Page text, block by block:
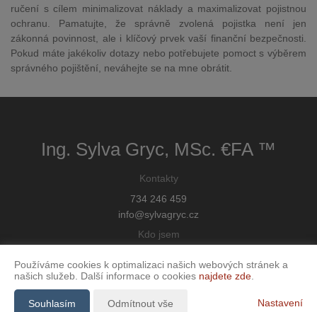
ručení s cílem minimalizovat náklady a maximalizovat pojistnou
ochranu. Pamatujte, že správně zvolená pojistka není jen
zákonná povinnost, ale i klíčový prvek vaší finanční bezpečnosti.
Pokud máte jakékoliv dotazy nebo potřebujete pomoct s výběrem
správného pojištění, neváhejte se na mne obrátit.
Ing. Sylva Gryc, MSc. €FA ™
Kontakty
734 246 459
info@sylvagryc.cz
Kdo jsem
Kontakt
Používáme cookies k optimalizaci našich webových stránek a
našich služeb. Další informace o cookies najdete zde
Souhlasím Odmítnout vše Nastavení